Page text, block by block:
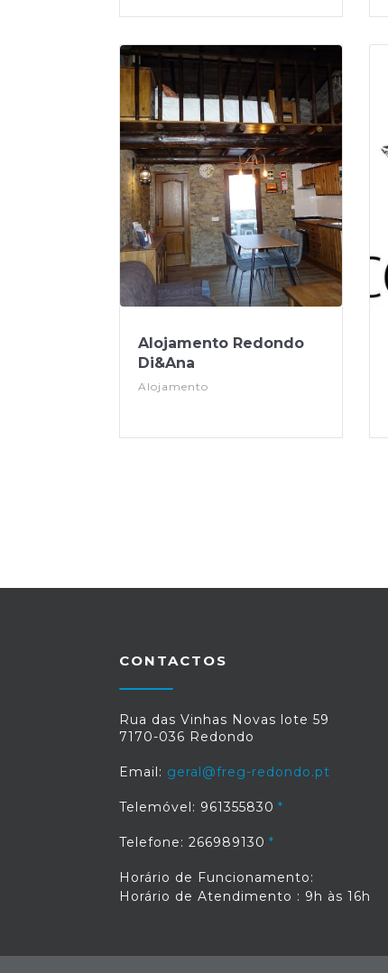
Alojamento Redondo
Di&Ana
Alojamento
CONTACTOS
Rua das Vinhas Novas lote 59
7170-036 Redondo
Email: geral@freg-redondo.pt
Telemóvel: 961355830
Telefone: 266989130
Horário de Funcionamento:
Horário de Atendimento : 9h às 16h